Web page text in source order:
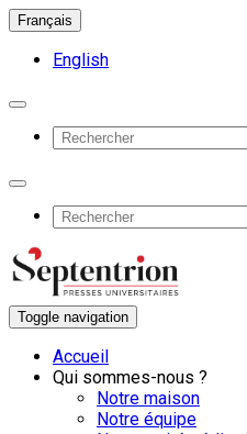
Français
English
Toggle navigation
Accueil
Qui sommes-nous ?
Notre maison
Notre équipe